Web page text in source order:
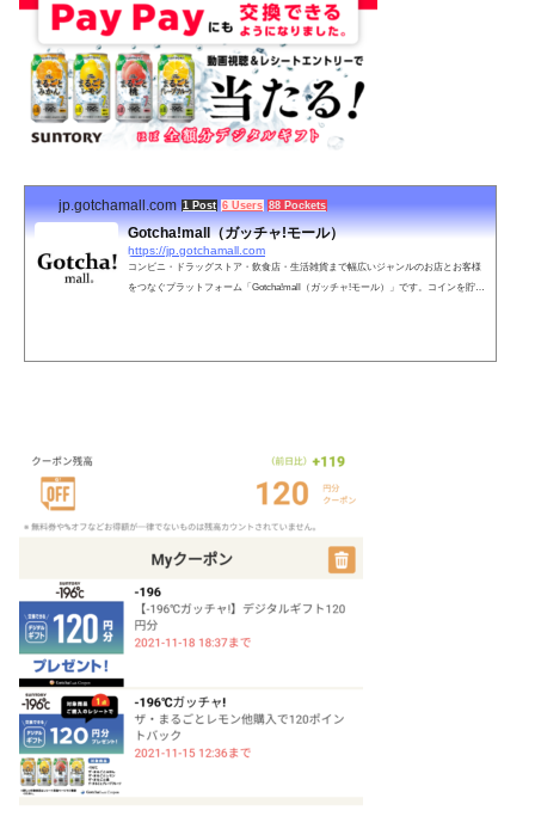
jp.gotchamall.com 1 Post 6 Users 88 Pockets
Gotcha!mall（ガッチャ!モール）
https://jp.gotchamall.com
コンビニ・ドラッグストア・飲食店・生活雑貨まで幅広いジャンルのお店とお客様
をつなぐプラットフォーム「Gotcha!mall（ガッチャ!モール）」です。コインを貯め